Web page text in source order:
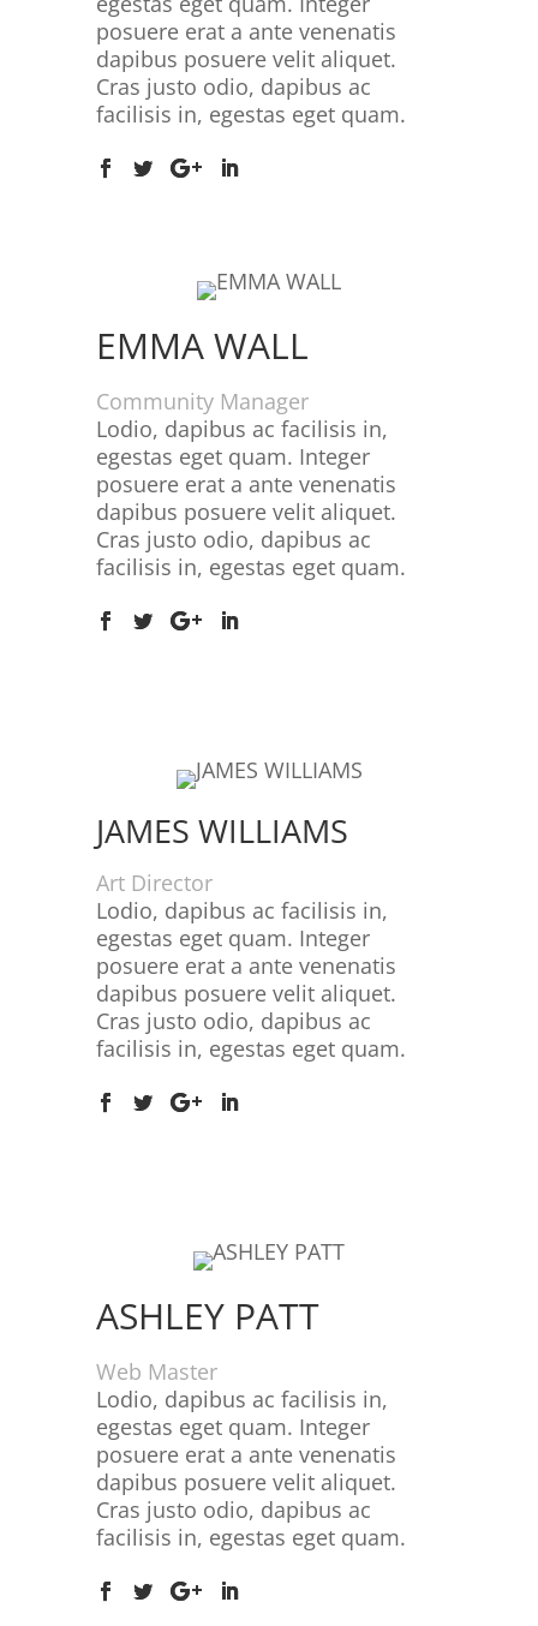
posuere erat a ante venenatis
dapibus posuere velit aliquet.
Cras justo odio, dapibus ac
facilisis in, egestas eget quam.
EMMA WALL
Community Manager
Lodio, dapibus ac facilisis in,
egestas eget quam. Integer
posuere erat a ante venenatis
dapibus posuere velit aliquet.
Cras justo odio, dapibus ac
facilisis in, egestas eget quam.
JAMES WILLIAMS
Art Director
Lodio, dapibus ac facilisis in,
egestas eget quam. Integer
posuere erat a ante venenatis
dapibus posuere velit aliquet.
Cras justo odio, dapibus ac
facilisis in, egestas eget quam.
ASHLEY PATT
Web Master
Lodio, dapibus ac facilisis in,
egestas eget quam. Integer
posuere erat a ante venenatis
dapibus posuere velit aliquet.
Cras justo odio, dapibus ac
facilisis in, egestas eget quam.